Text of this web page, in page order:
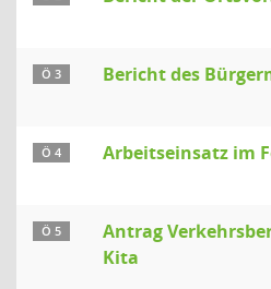
Ö 3 Bericht des
Ö 4 Arbeitseinsatz im
Ö 5
Antrag
Kita